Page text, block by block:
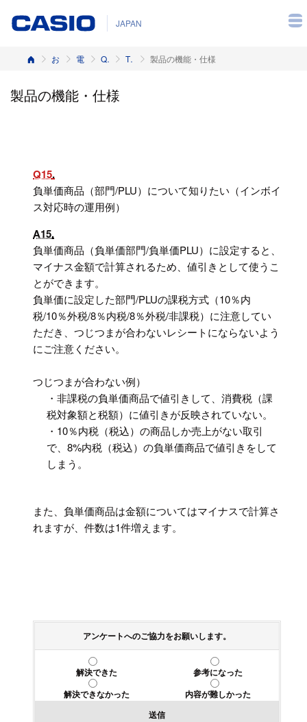
JAPAN
ホーム お客様サポート 電子レジスター Q&A（よくある質問と答え） TK-2800, TK-2600, NK-2000 製品の機能・仕様
製品の機能・仕様
Q15
負単価商品（部門/PLU）について知りたい（インボイ
ス対応時の運用例）
A15
負単価商品（負単価部門/負単価PLU）に設定すると、
マイナス金額で計算されるため、値引きとして使うこ
とができます。
負単価に設定した部門/PLUの課税方式（10％内
税/10％外税/8％内税/8％外税/非課税）に注意してい
ただき、つじつまが合わないレシートにならないよう
にご注意ください。
つじつまが合わない例）
・非課税の負単価商品で値引きして、消費税（課
税対象額と税額）に値引きが反映されていない。
・10％内税（税込）の商品しか売上がない取引
で、8%内税（税込）の負単価商品で値引きをして
しまう。
また、負単価商品は金額についてはマイナスで計算さ
れますが、件数は1件増えます。
アンケートへのご協力をお願いします。
解決できた
参考になった
解決できなかった
内容が難しかった
送信